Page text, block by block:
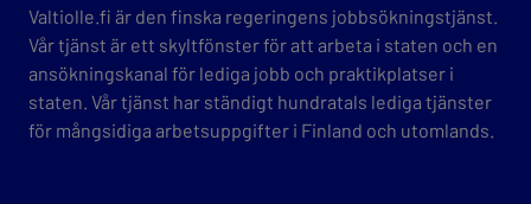
Valtiolle.fi är den finska regeringens jobbsökningstjänst.
Vår tjänst är ett skyltfönster för att arbeta i staten och en
ansökningskanal för lediga jobb och praktikplatser i
staten. Vår tjänst har ständigt hundratals lediga tjänster
för mångsidiga arbetsuppgifter i Finland och utomlands.